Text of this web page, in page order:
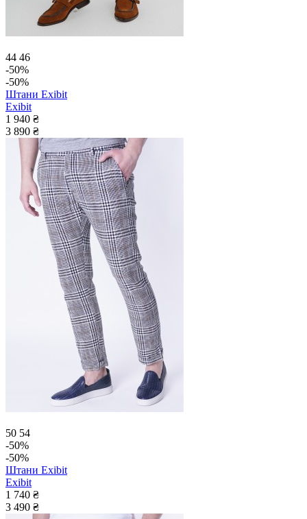
44 46
-50%
-50%
Штани Exibit
Exibit
1 940 ₴
3 890 ₴
50 54
-50%
-50%
Штани Exibit
Exibit
1 740 ₴
3 490 ₴